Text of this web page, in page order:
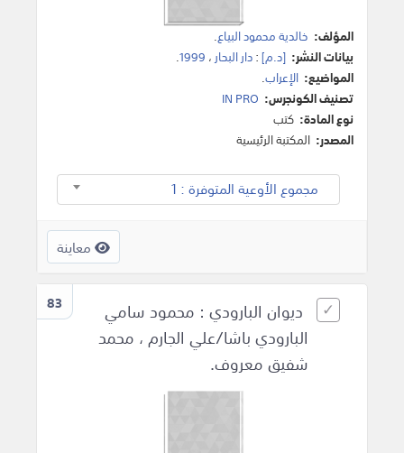
المؤلف: خالدية محمود البياع.
بيانات النشر: [د.م]:دار البحار ، 1999
.
المواضيع: الإعراب.
تصنيف الكونجرس: IN PRO
نوع المادة: كتب
المصدر: المكتبة الرئيسية
مجموع الأوعية المتوفرة : 1
معاينة
83
ديوان البارودي : محمود سامي
البارودي باشا/علي الجارم ، محمد
شفيق معروف.